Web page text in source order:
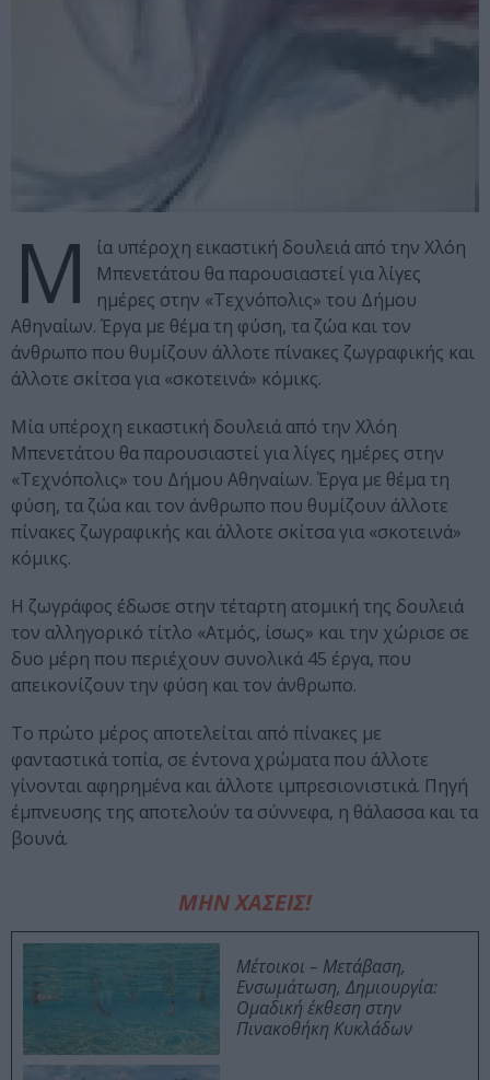
Μ
ία υπέροχη εικαστική δουλειά από την Χλόη
Μπενετάτου θα παρουσιαστεί για λίγες
ημέρες στην «Τεχνόπολις» του Δήμου
Αθηναίων. Έργα με θέμα τη φύση, τα ζώα και τον
άνθρωπο που θυμίζουν άλλοτε πίνακες ζωγραφικής και
άλλοτε σκίτσα για «σκοτεινά» κόμικς.
Μία υπέροχη εικαστική δουλειά από την Χλόη
Μπενετάτου θα παρουσιαστεί για λίγες ημέρες στην
«Τεχνόπολις» του Δήμου Αθηναίων. Έργα με θέμα τη
φύση, τα ζώα και τον άνθρωπο που θυμίζουν άλλοτε
πίνακες ζωγραφικής και άλλοτε σκίτσα για «σκοτεινά»
κόμικς.
Η ζωγράφος έδωσε στην τέταρτη ατομική της δουλειά
τον αλληγορικό τίτλο «Ατμός, ίσως» και την χώρισε σε
δυο μέρη που περιέχουν συνολικά 45 έργα, που
απεικονίζουν την φύση και τον άνθρωπο.
Το πρώτο μέρος αποτελείται από πίνακες με
φανταστικά τοπία, σε έντονα χρώματα που άλλοτε
γίνονται αφηρημένα και άλλοτε ιμπρεσιονιστικά. Πηγή
έμπνευσης της αποτελούν τα σύννεφα, η θάλασσα και τα
βουνά.
ΜΗΝ ΧΑΣΕΙΣ!
Μέτοικοι – Μετάβαση,
Ενσωμάτωση, Δημιουργία:
Ομαδική έκθεση στην
Πινακοθήκη Κυκλάδων